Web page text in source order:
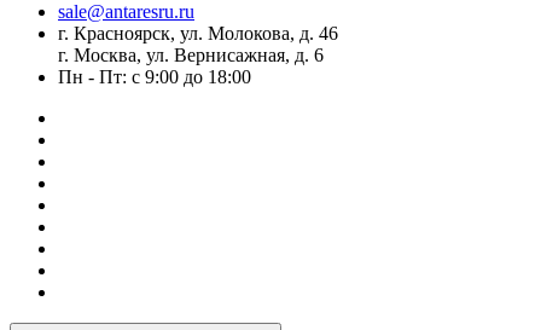
sale@antaresru.ru
г. Красноярск, ул. Молокова, д. 46
г. Москва, ул. Вернисажная, д. 6
Пн - Пт: с 9:00 до 18:00